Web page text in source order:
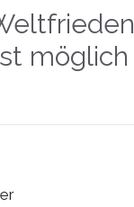
möglich